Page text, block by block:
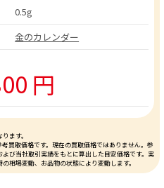
0.5g
金のカレンダー
円
ます。
買取価格です。現在の買取価格ではありません。参
び当社取引実績をもとに算出した目安価格です。実
相場変動、お品物の状態により変動します。